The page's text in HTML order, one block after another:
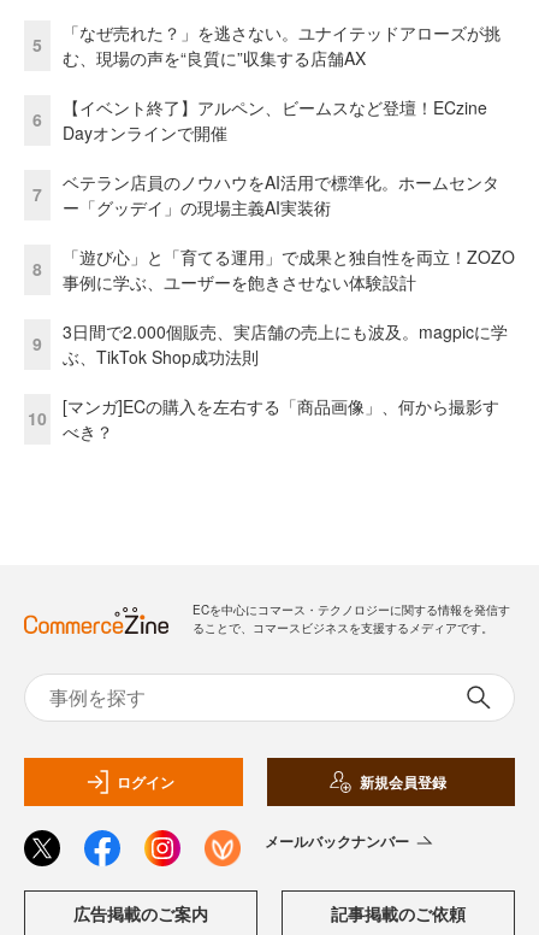
5
「なぜ売れた？」を逃さない。ユナイテッドアローズが挑
む、現場の声を“良質に”収集する店舗AX
6
【イベント終了】アルペン、ビームスなど登壇！ECzine
Dayオンラインで開催
7
ベテラン店員のノウハウをAI活用で標準化。ホームセンタ
ー「グッデイ」の現場主義AI実装術
8
「遊び心」と「育てる運用」で成果と独自性を両立！ZOZO
事例に学ぶ、ユーザーを飽きさせない体験設計
9
3日間で2.000個販売、実店舗の売上にも波及。magpicに学
ぶ、TikTok Shop成功法則
10
[マンガ]ECの購入を左右する「商品画像」、何から撮影す
べき？
ECを中心にコマース・テクノロジーに関する情報を発信す
ることで、コマースビジネスを支援するメディアです。
ログイン 新規会員登録
メールバックナンバー
広告掲載のご案内 記事掲載のご依頼